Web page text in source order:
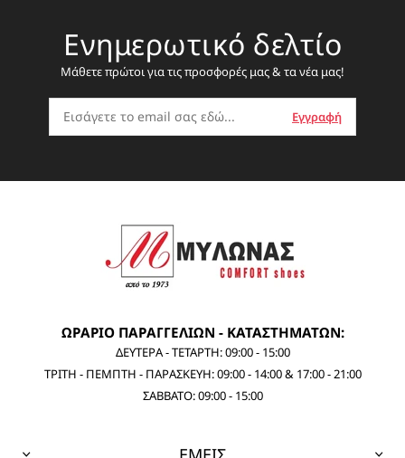
Ενημερωτικό δελτίο
Μάθετε πρώτοι για τις προσφορές μας & τα νέα μας!
ΩΡΑΡΙΟ ΠΑΡΑΓΓΕΛΙΩΝ - ΚΑΤΑΣΤΗΜΑΤΩΝ:
ΔΕΥΤΕΡΑ - ΤΕΤΑΡΤΗ: 09:00 - 15:00
ΤΡΙΤΗ - ΠΕΜΠΤΗ - ΠΑΡΑΣΚΕΥΗ: 09:00 - 14:00 & 17:00 - 21:00
ΣΑΒΒΑΤΟ: 09:00 - 15:00